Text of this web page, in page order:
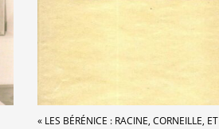
« LES BÉRÉNICE : RACINE, CORNEILLE, ET